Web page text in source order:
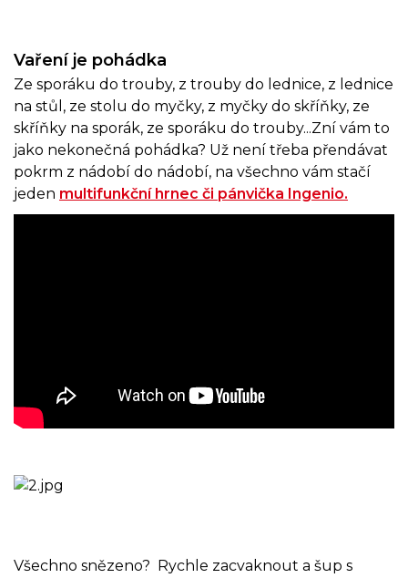
Vaření je pohádka
Ze sporáku do trouby, z trouby do lednice, z lednice
na stůl, ze stolu do myčky, z myčky do skříňky, ze
skříňky na sporák, ze sporáku do trouby...Zní vám to
jako nekonečná pohádka? Už není třeba přendávat
pokrm z nádobí do nádobí, na všechno vám stačí
jeden multifunkční hrnec či pánvička Ingenio.
Všechno snězeno? Rychle zacvaknout a šup s